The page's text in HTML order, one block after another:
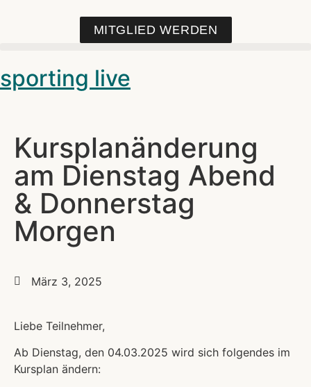
MITGLIED WERDEN
sporting live
Kursplanänderung
am Dienstag Abend
& Donnerstag
Morgen
März 3, 2025
Liebe Teilnehmer,
Ab Dienstag, den 04.03.2025 wird sich folgendes im
Kursplan ändern: